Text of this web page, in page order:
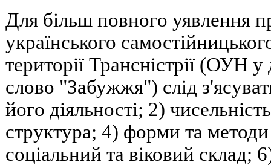
Для більш повного уявлення
українського
території Трансністрії (ОУН
слово "Забужжя") слід
його діяльності; 2)
структура; 4) форми та
соціальний та віковий склад;